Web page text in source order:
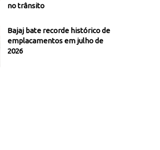
no trânsito
Bajaj bate recorde histórico de
emplacamentos em julho de
2026